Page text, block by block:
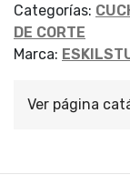
5'
cantidad
Categorías:
DE CORTE
Marca:
Ver página